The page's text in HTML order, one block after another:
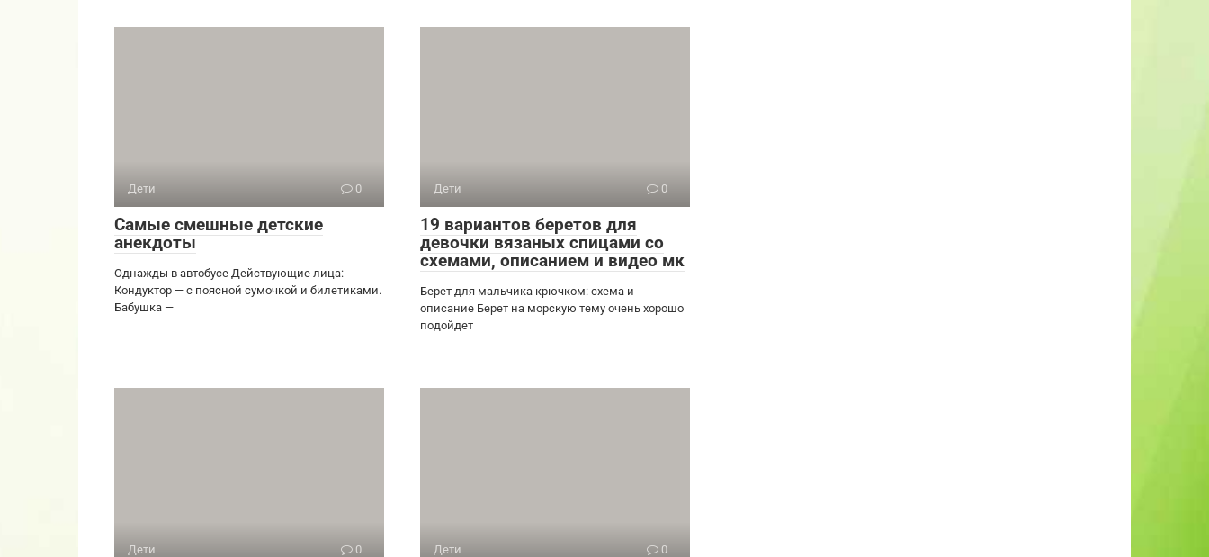
Дети 0
Самые смешные детские
анекдоты
Однажды в автобусе Действующие лица:
Кондуктор — с поясной сумочкой и билетиками.
Бабушка —
Дети 0
19 вариантов беретов для
девочки вязаных спицами со
схемами, описанием и видео мк
Берет для мальчика крючком: схема и
описание Берет на морскую тему очень хорошо
подойдет
Дети 0 Дети 0